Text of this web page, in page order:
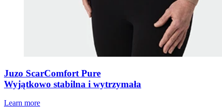
Juzo ScarComfort Pure
Wyjątkowo stabilna i wytrzymała
Learn more